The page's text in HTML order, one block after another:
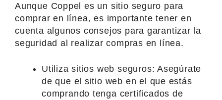
Aunque Coppel es un sitio seguro para
comprar en línea, es importante tener en
cuenta algunos consejos para garantizar la
seguridad al realizar compras en línea.
Utiliza sitios web seguros: Asegúrate
de que el sitio web en el que estás
comprando tenga certificados de